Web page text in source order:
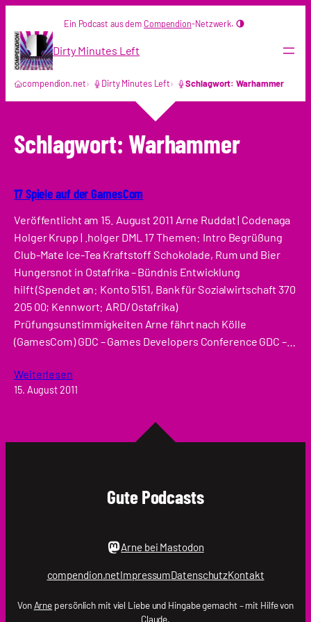
Inhalt
springen
Ein Podcast aus dem Compendion-Netzwerk.
Dirty Minutes Left
compendion.net Dirty Minutes Left Schlagwort: Warhammer
Schlagwort: Warhammer
17 Spiele auf der GamesCom
Veröffentlicht am 15. August 2011 Arne Ruddat | Codenaga
Holger Krupp | .holger DML 17 Themen: Intro Begrüßung
Club-Mate Ice-Tea Kraftstoff Schokolade, Rum und Bier
Hungersnot in Ostafrika – Bündnis Entwicklung
hilft (Spendet an: Konto 5151, Bank für Sozialwirtschaft 370
205 00; Kennwort: ARD/Ostafrika)
Prüfungsunstimmigkeiten Arne fährt nach Kölle
(GamesCom) GDC – Games Developers Conference GDC –…
Weiterlesen
15. August 2011
Gute Podcasts
Arne bei Mastodon
compendion.netImpressumDatenschutzKontakt
VonArne persönlich mit viel Liebe und Hingabe gemacht – mit Hilfe von
Claude.